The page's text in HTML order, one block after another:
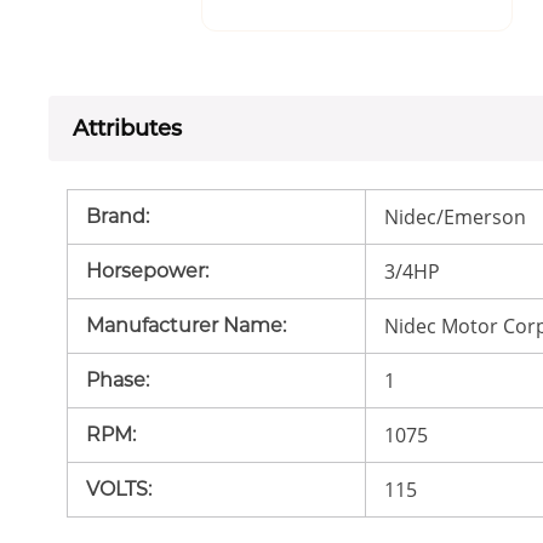
Attributes
Brand: Nidec/Emerson
Horsepower: 3/4HP
Manufacturer Name: Nidec Motor
Phase: 1
RPM: 1075
VOLTS: 115